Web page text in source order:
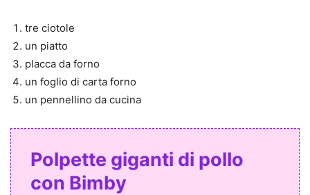
tre ciotole
un piatto
placca da forno
un foglio di carta forno
un pennellino da cucina
Polpette giganti di pollo
con Bimby